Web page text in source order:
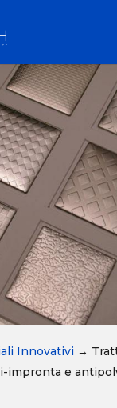
Innovativi →
impronta e